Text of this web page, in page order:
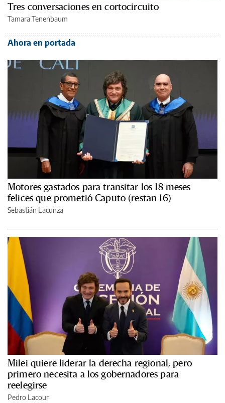
Tres conversaciones en cortocircuito
Tamara Tenenbaum
Ahora en portada
Motores gastados para transitar los 18 meses
felices que prometió Caputo (restan 16)
Sebastián Lacunza
Milei quiere liderar la derecha regional, pero
primero necesita a los gobernadores para
reelegirse
Pedro Lacour